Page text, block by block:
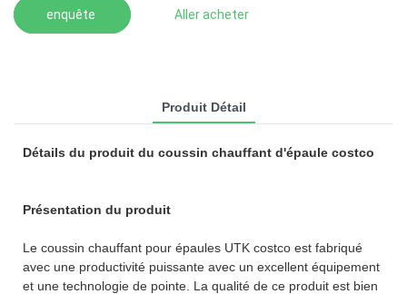
enquête Aller acheter
Produit Détail
Détails du produit du coussin chauffant d'épaule costco
Présentation du produit
Le coussin chauffant pour épaules UTK costco est fabriqué
avec une productivité puissante avec un excellent équipement
et une technologie de pointe. La qualité de ce produit est bien